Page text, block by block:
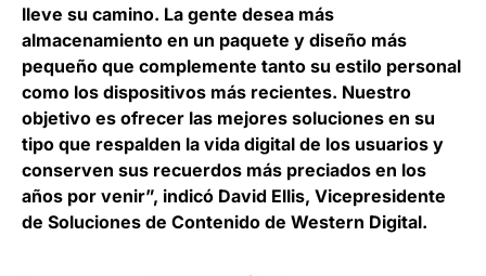
lleve su camino. La gente desea más
almacenamiento en un paquete y diseño más
pequeño que complemente tanto su estilo personal
como los dispositivos más recientes. Nuestro
objetivo es ofrecer las mejores soluciones en su
tipo que respalden la vida digital de los usuarios y
conserven sus recuerdos más preciados en los
años por venir”, indicó David Ellis, Vicepresidente
de Soluciones de Contenido de Western Digital.